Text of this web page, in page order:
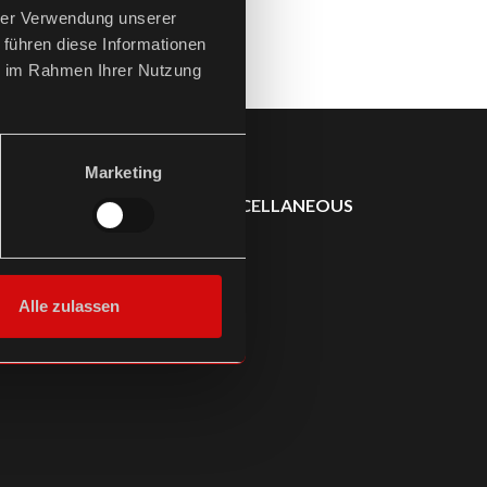
Verwendung unserer
diese Informationen
Rahmen Ihrer Nutzung
Marketing
Alle zulassen
SONSTIGES / MISCELLANEOUS